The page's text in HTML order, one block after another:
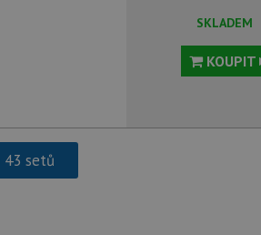
SKLADEM
KOUPIT
43 setů
účtu. Webové